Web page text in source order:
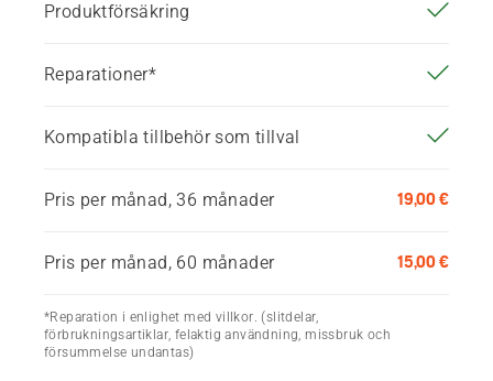
Produktförsäkring
Reparationer*
Kompatibla tillbehör som tillval
Pris per månad, 36 månader 19,00 €
Pris per månad, 60 månader 15,00 €
*Reparation i enlighet med villkor. (slitdelar,
förbrukningsartiklar, felaktig användning, missbruk och
försummelse undantas)